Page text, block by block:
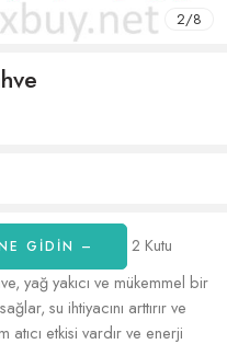
2/8
GİDİN –
2 Kutu
yağ yakıcı ve mükemmel bir
su ihtiyacını arttırır ve
atıcı etkisi vardır ve enerji